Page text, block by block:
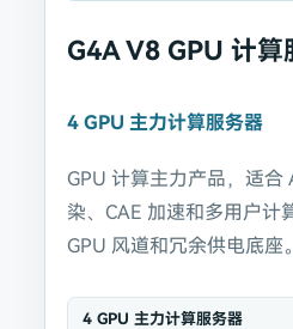
G4A V8 GPU 计算
4 GPU 主力计算服务器
GPU 计算主力产品，适合
染、CAE 加速和多用户计
GPU 风道和冗余供电底座。
4 GPU 主力计算服务器